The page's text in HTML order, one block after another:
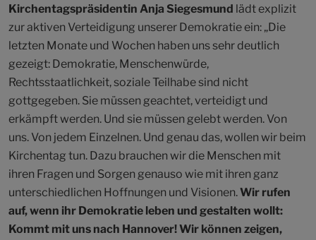
Kirchentagspräsidentin Anja Siegesmund lädt explizit
zur aktiven Verteidigung unserer Demokratie ein: „Die
letzten Monate und Wochen haben uns sehr deutlich
gezeigt: Demokratie, Menschenwürde,
Rechtsstaatlichkeit, soziale Teilhabe sind nicht
gottgegeben. Sie müssen geachtet, verteidigt und
erkämpft werden. Und sie müssen gelebt werden. Von
uns. Von jedem Einzelnen. Und genau das, wollen wir beim
Kirchentag tun. Dazu brauchen wir die Menschen mit
ihren Fragen und Sorgen genauso wie mit ihren ganz
unterschiedlichen Hoffnungen und Visionen.Wir rufen
auf, wenn ihr Demokratie leben und gestalten wollt:
Kommt mit uns nach Hannover! Wir können zeigen,